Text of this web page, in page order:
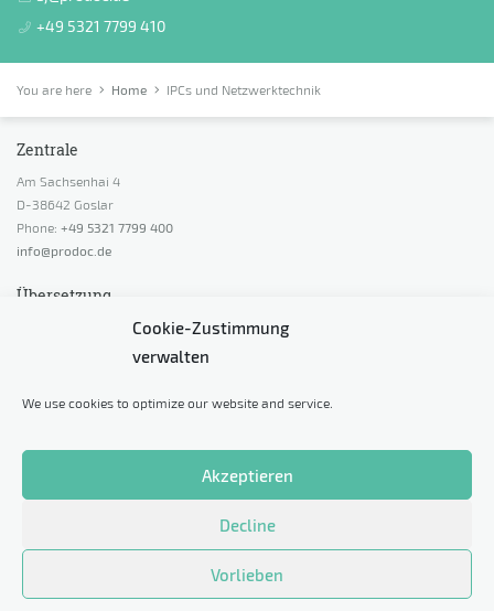
Cookie-Zustimmung
verwalten
We use cookies to optimize our website and service.
Akzeptieren
Decline
Vorlieben
+49 5321 7799 410
You are here Home IPCs und Netzwerktechnik
Zentrale
Am Sachsenhai 4
D-38642 Goslar
Phone: +49 5321 7799 400
info@prodoc.de
Übersetzung
Beratung anfordern
Datenschutz
Cookie-Richtlinie (EU)